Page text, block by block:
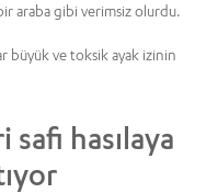
araba gibi verimsiz olurdu.
büyük ve toksik ayak izinin
safi hasılaya